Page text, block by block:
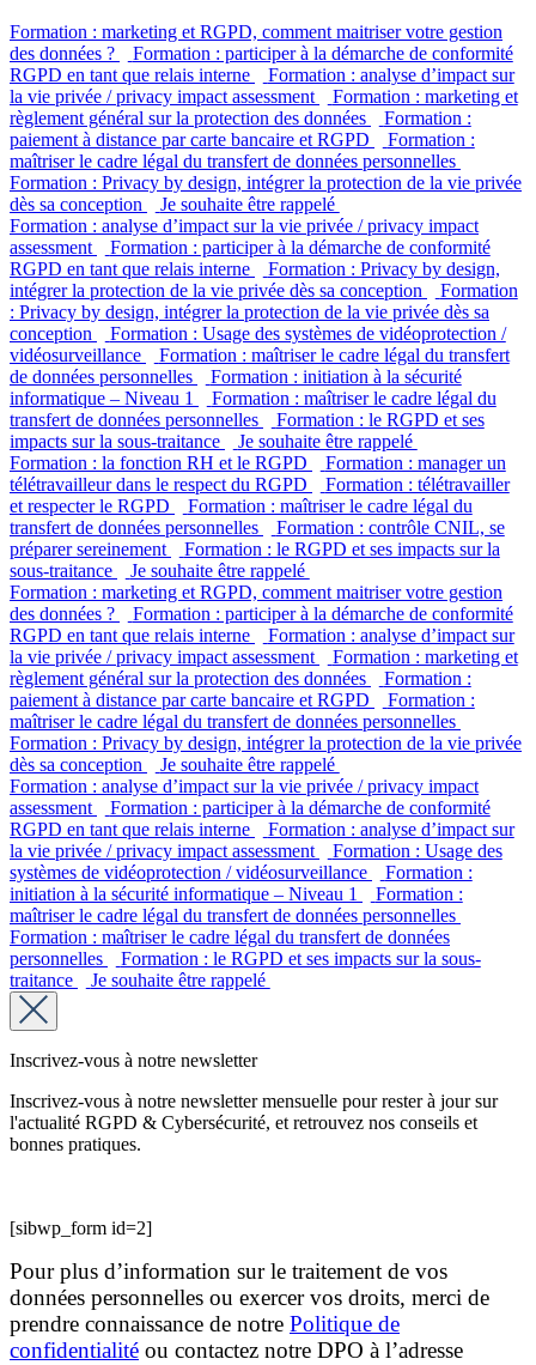
Formation : marketing et RGPD, comment maitriser votre gestion
des données ?
Formation : participer à la démarche de conformité
RGPD en tant que relais interne
Formation : analyse d’impact sur
la vie privée / privacy impact assessment
Formation : marketing et
règlement général sur la protection des données
Formation :
paiement à distance par carte bancaire et RGPD
Formation :
maîtriser le cadre légal du transfert de données personnelles
Formation : Privacy by design, intégrer la protection de la vie privée
dès sa conception
Je souhaite être rappelé
Formation : analyse d’impact sur la vie privée / privacy impact
assessment
Formation : participer à la démarche de conformité
RGPD en tant que relais interne
Formation : Privacy by design,
intégrer la protection de la vie privée dès sa conception
Formation
: Privacy by design, intégrer la protection de la vie privée dès sa
conception
Formation : Usage des systèmes de vidéoprotection /
vidéosurveillance
Formation : maîtriser le cadre légal du transfert
de données personnelles
Formation : initiation à la sécurité
informatique – Niveau 1
Formation : maîtriser le cadre légal du
transfert de données personnelles
Formation : le RGPD et ses
impacts sur la sous-traitance
Je souhaite être rappelé
Formation : la fonction RH et le RGPD
Formation : manager un
télétravailleur dans le respect du RGPD
Formation : télétravailler
et respecter le RGPD
Formation : maîtriser le cadre légal du
transfert de données personnelles
Formation : contrôle CNIL, se
préparer sereinement
Formation : le RGPD et ses impacts sur la
sous-traitance
Je souhaite être rappelé
Formation : marketing et RGPD, comment maitriser votre gestion
des données ?
Formation : participer à la démarche de conformité
RGPD en tant que relais interne
Formation : analyse d’impact sur
la vie privée / privacy impact assessment
Formation : marketing et
règlement général sur la protection des données
Formation :
paiement à distance par carte bancaire et RGPD
Formation :
maîtriser le cadre légal du transfert de données personnelles
Formation : Privacy by design, intégrer la protection de la vie privée
dès sa conception
Je souhaite être rappelé
Formation : analyse d’impact sur la vie privée / privacy impact
assessment
Formation : participer à la démarche de conformité
RGPD en tant que relais interne
Formation : analyse d’impact sur
la vie privée / privacy impact assessment
Formation : Usage des
systèmes de vidéoprotection / vidéosurveillance
Formation :
initiation à la sécurité informatique – Niveau 1
Formation :
maîtriser le cadre légal du transfert de données personnelles
Formation : maîtriser le cadre légal du transfert de données
personnelles
Formation : le RGPD et ses impacts sur la sous-
traitance
Je souhaite être rappelé
Inscrivez-vous à notre newsletter
Inscrivez-vous à notre newsletter mensuelle pour rester à jour sur
l'actualité RGPD & Cybersécurité, et retrouvez nos conseils et
bonnes pratiques.
[sibwp_form id=2]
Pour plus d’information sur le traitement de vos
données personnelles ou exercer vos droits, merci de
prendre connaissance de notre Politique de
confidentialité ou contactez notre DPO à l’adresse